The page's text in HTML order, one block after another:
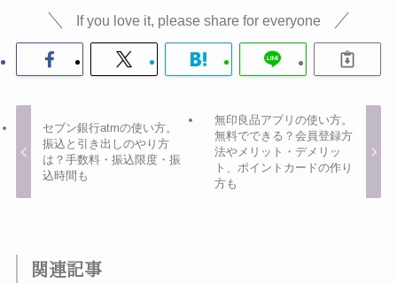
If you love it, please share for everyone
セブン銀行atmの使い方。
振込と引き出しのやり方
は？手数料・振込限度・振
込時間も
無印良品アプリの使い方。
無料でできる？会員登録方
法やメリット・デメリッ
ト、ポイントカードの作り
方も
関連記事